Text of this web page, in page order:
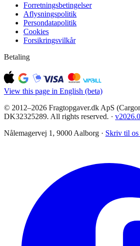
Forretningsbetingelser
Aflysningspolitik
Persondatapolitik
Cookies
Forsikringsvilkår
Betaling
View this page in English (beta)
© 2012–2026 Fragtopgaver.dk ApS
DK32325289. All rights reserved. · v
Nålemagervej 1, 9000 Aalborg · Skriv til os